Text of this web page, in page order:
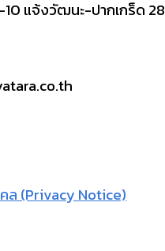
แจ้งวัฒนะ-ปากเกร็ด 28
ล (Privacy Notice)